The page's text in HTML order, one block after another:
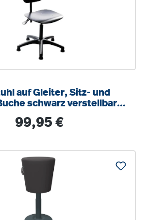
auf Gleiter, Sitz- und
schwarz verstellbar,
Regulärer Preis:
99,95 €